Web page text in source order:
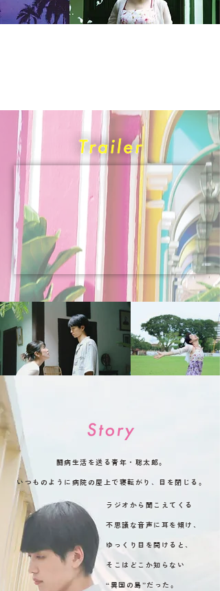
闘病生活を送る青年・聡太郎。
いつものように病院の屋上で寝転がり、目を閉じる。
ラジオから聞こえてくる
不思議な音声に耳を傾け、
ゆっくり目を開けると、
そこはどこか知らない
“異国の島”だった。